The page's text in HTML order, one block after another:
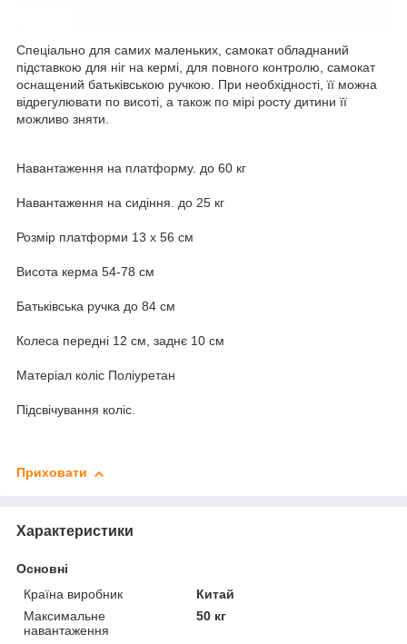
Спеціально для самих маленьких, самокат обладнаний
підставкою для ніг на кермі, для повного контролю, самокат
оснащений батьківською ручкою. При необхідності, її можна
відрегулювати по висоті, а також по мірі росту дитини її
можливо зняти.
Навантаження на платформу. до 60 кг
Навантаження на сидіння. до 25 кг
Розмір платформи 13 х 56 см
Висота керма 54-78 см
Батьківська ручка до 84 см
Колеса передні 12 см, заднє 10 см
Матеріал коліс Поліуретан
Підсвічування коліс.
Приховати
Характеристики
Основні
Країна виробник
Китай
Максимальне
навантаження
50 кг